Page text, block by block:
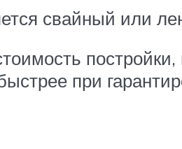
свайный или
при